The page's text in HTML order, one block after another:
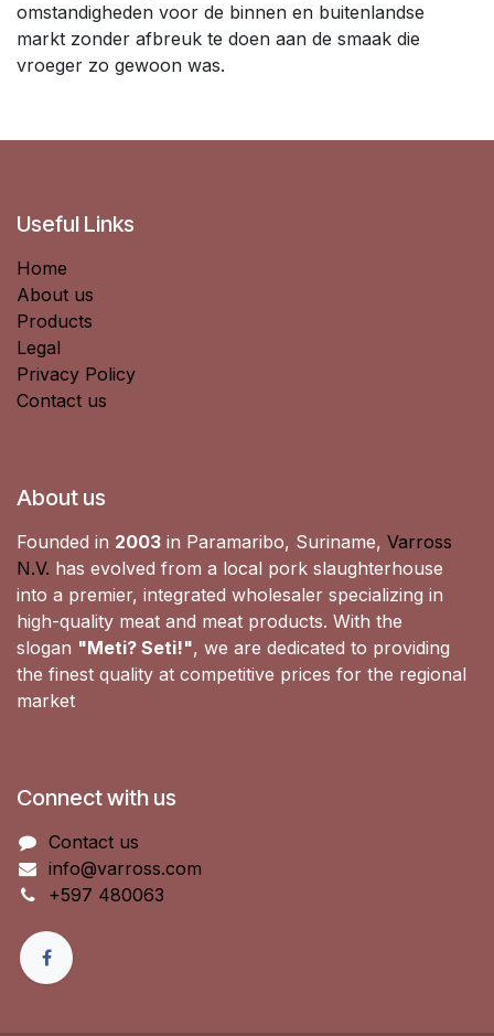
omstandigheden voor de binnen en buitenlandse
markt zonder afbreuk te doen aan de smaak die
vroeger zo gewoon was.
Useful Links
Home
About us
Products
Legal
Privacy Policy
Contact us
About us
Founded in 2003 in Paramaribo, Suriname, Varross
N.V. has evolved from a local pork slaughterhouse
into a premier, integrated wholesaler specializing in
high-quality meat and meat products. With the
slogan "Meti? Seti!", we are dedicated to providing
the finest quality at competitive prices for the regional
market
Connect with us
Contact us
info@varross.com
+597 480063